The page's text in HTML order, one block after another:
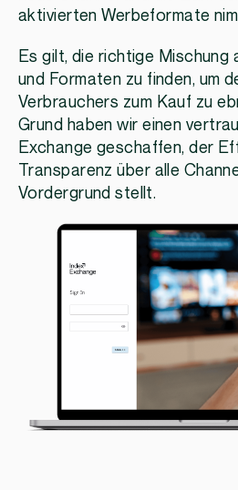
aktivierten Werbeformate
Es gilt, die richtige Mischung
und Formaten zu finden, um
Verbrauchers zum Kauf zu
Grund haben wir einen
Exchange geschaffen, der
Transparenz über alle
Vordergrund stellt.